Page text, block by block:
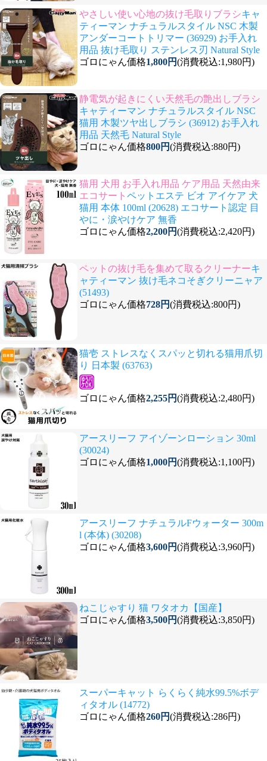
やさしい使い心地の抜け毛取りブラシキャ
ティーマン ナチュラルスタイル NSC 木製
アンダーコートトリマー (36929) お手入れ
用品 抜け毛取り ステンレス刃 Natural Style
ゴロにゃん価格1,800円(消費税込:1,980円)
静電気が起きにくい天然毛の艶出しブラシ
キャティーマン ナチュラルスタイル NSC
猫用 木製ツヤ出しブラシ (36912) お手入れ
用品 天然毛 Natural Style
ゴロにゃん価格800円(消費税込:880円)
猫用 犬用 お手入れ用品 ケア用品 天然由来
エコサート ペットエステ ビオ アイケア 犬
猫用 本体 100ml (20628) エコサート認定 目
やに・涙やけケア 無香
ゴロにゃん価格2,200円(消費税込:2,420円)
ペットの抜け毛を集めて取るクリーナーキ
ャティーマン 抜け毛ネコそぎクリーニャア
(51493)
ゴロにゃん価格728円(消費税込:800円)
猫壱 ストレスなくスパッと切れる猫用爪切
り 日本製 (63763)
ゴロにゃん価格2,255円(消費税込:2,480円)
アースリーフ アイゾーンローション 30ml
(30024)
ゴロにゃん価格1,000円(消費税込:1,100円)
アースリーフ ナチュラルFウォーター 300m
l (本体) (30208)
ゴロにゃん価格3,600円(消費税込:3,960円)
ねこじゃすり 猫 ワタオカ【国産】
ゴロにゃん価格3,500円(消費税込:3,850円)
スーパーキャット らくらく純水99.5%ボデ
ィタオル (14772)
ゴロにゃん価格260円(消費税込:286円)